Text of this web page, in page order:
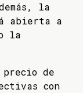
la
abierta a
la
de
con